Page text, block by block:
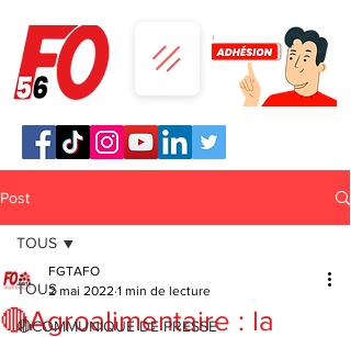
Post
TOUS
🔴COMMUNIQUE DE PRESSE
TOUS
🔴Agroalimentaire : la
FGTAFO
2 mai 2022 1 min de lecture